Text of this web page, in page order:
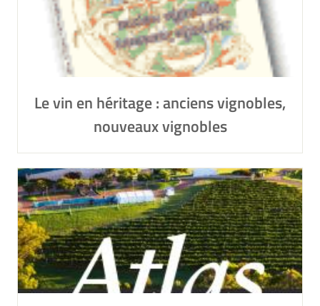
Le vin en héritage : anciens vignobles,
nouveaux vignobles